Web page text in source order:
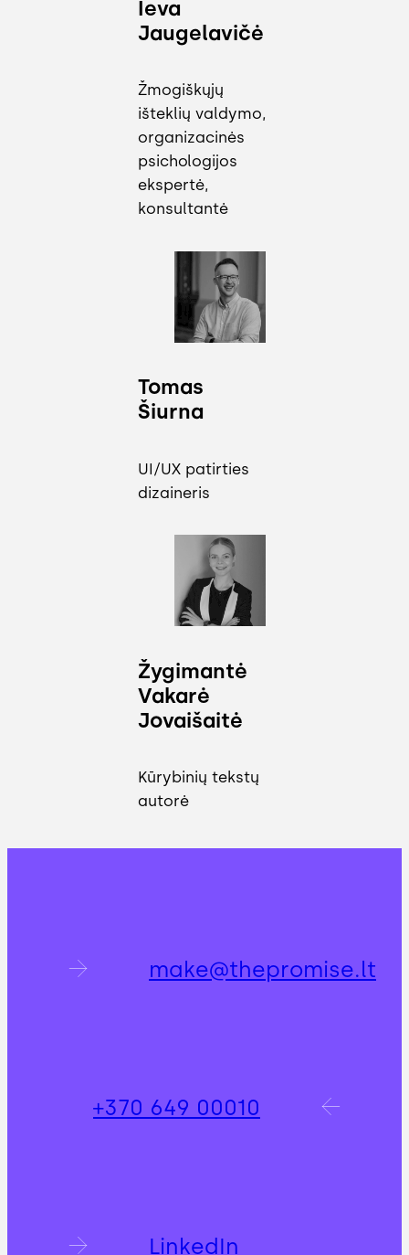
Ieva
Jaugelavičė
Žmogiškųjų
išteklių valdymo,
organizacinės
psichologijos
ekspertė,
konsultantė
Tomas
Šiurna
UI/UX patirties
dizaineris
Žygimantė
Vakarė
Jovaišaitė
Kūrybinių tekstų
autorė
make@thepromise.lt
+370 649 00010
LinkedIn